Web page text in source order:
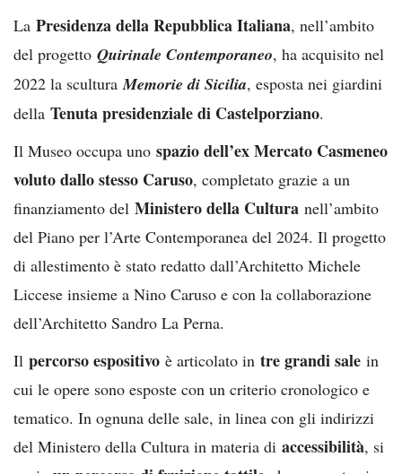
La Presidenza della Repubblica Italiana, nell’ambito
del progetto Quirinale Contemporaneo, ha acquisito nel
2022 la sculturaMemorie di Sicilia, esposta nei giardini
della Tenuta presidenziale di Castelporziano.
Il Museo occupa uno spazio dell’ex Mercato Casmeneo
voluto dallo stesso Caruso, completato grazie a un
finanziamento del Ministero della Cultura nell’ambito
del Piano per l’Arte Contemporanea del 2024. Il progetto
di allestimento è stato redatto dall’Architetto Michele
Liccese insieme a Nino Caruso e con la collaborazione
dell’Architetto Sandro La Perna.
Il percorso espositivo è articolato in tre grandi sale in
cui le opere sono esposte con un criterio cronologico e
tematico. In ognuna delle sale, in linea con gli indirizzi
del Ministero della Cultura in materia di accessibilità, si